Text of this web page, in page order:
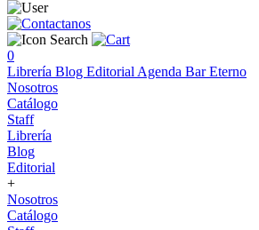
0
Librería Blog Editorial Agenda Bar Eterno
Nosotros
Catálogo
Staff
Librería
Blog
Editorial
+
Nosotros
Catálogo